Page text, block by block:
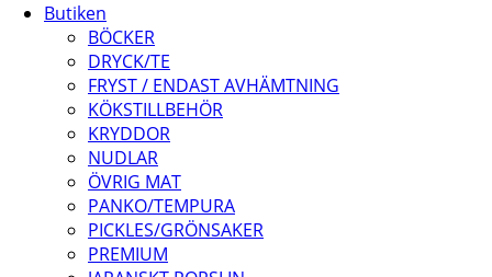
Butiken
BÖCKER
DRYCK/TE
FRYST / ENDAST AVHÄMTNING
KÖKSTILLBEHÖR
KRYDDOR
NUDLAR
ÖVRIG MAT
PANKO/TEMPURA
PICKLES/GRÖNSAKER
PREMIUM